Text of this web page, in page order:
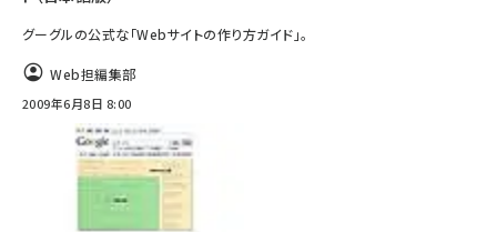
グーグルの公式な「Webサイトの作り方ガイド」。
Web担編集部
2009年6月8日 8:00